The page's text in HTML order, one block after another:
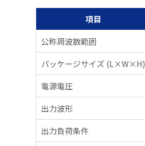
項目
公称周波数範囲
パッケージサイズ (L×W×H)
電源電圧
出力波形
出力負荷条件